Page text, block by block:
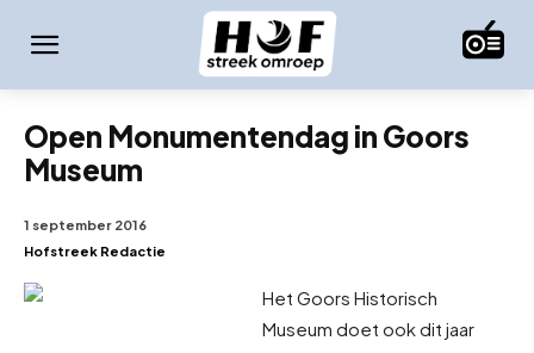
Open Monumentendag in Goors
Museum
1 september 2016
Hofstreek Redactie
Het Goors Historisch
Museum doet ook dit jaar